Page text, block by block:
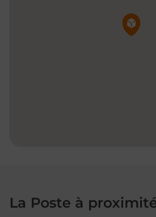
Pin de la
La Poste à